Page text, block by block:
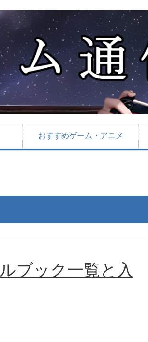
おすすめゲーム・アニメ
ブック一覧と入